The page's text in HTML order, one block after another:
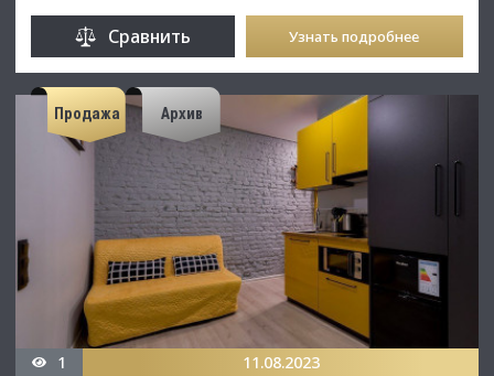
Сравнить Узнать подробнее
Продажа Архив
1 11.08.2023